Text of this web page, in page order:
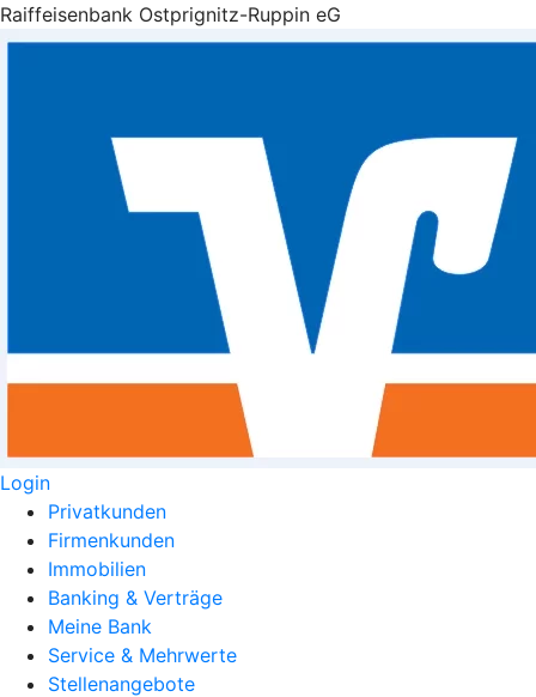
Raiffeisenbank Ostprignitz-Ruppin eG
Login
Privatkunden
Firmenkunden
Immobilien
Banking & Verträge
Meine Bank
Service & Mehrwerte
Stellenangebote